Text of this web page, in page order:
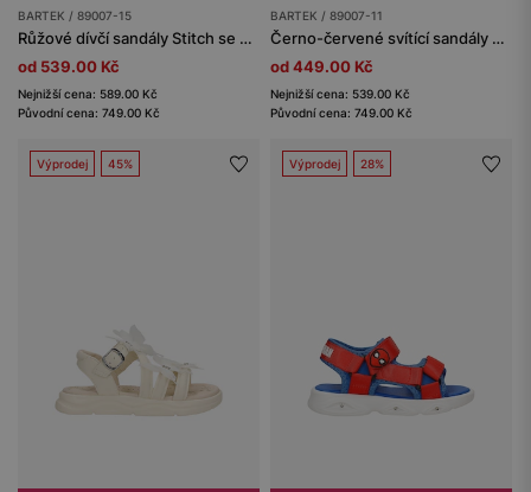
BARTEK / 89007-15
Růžové dívčí sandály Stitch se svítící podrážkou BARTEK 89007-15
od 539.00 Kč
Nejnižší cena: 589.00 Kč
Původní cena: 749.00 Kč
BARTEK / 89007-11
Černo-červené svítící sandály pro chlapce Spider-Man BARTEK 89007-11
od 449.00 Kč
Nejnižší cena: 539.00 Kč
Původní cena: 749.00 Kč
Výprodej 45% Výprodej 28%